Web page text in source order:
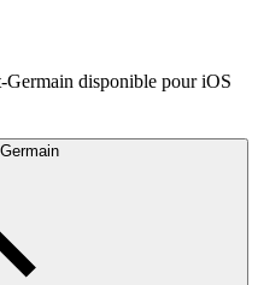
Germain disponible pour iOS